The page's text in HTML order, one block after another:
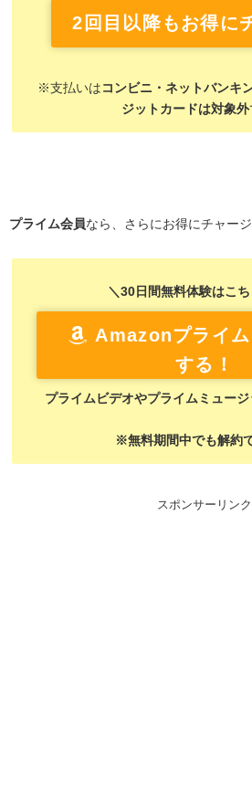
2回目以降もお得に
※支払いは コンビニ・ネットバンキ
ジットカードは対象外
プライム会員なら、さらにお得にチャージ
＼30日間無料体験はこ
Amazonプライ
する！
プライムビデオやプライムミュージ
※無料期間中でも解約
スポンサーリンク